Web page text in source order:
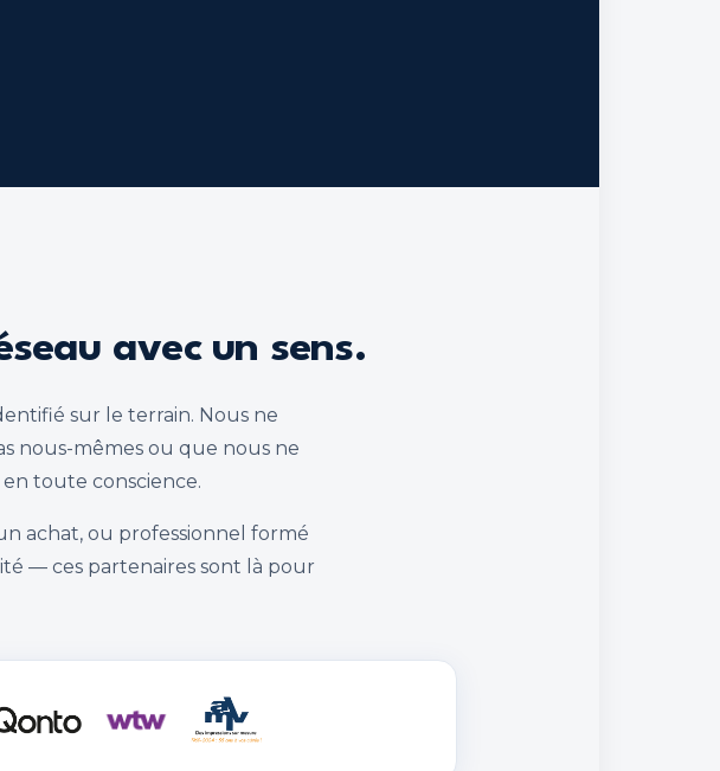
avec un sens.
sur le terrain. Nous ne
nous-mêmes ou que nous ne
toute conscience.
achat, ou professionnel formé
— ces partenaires sont là pour